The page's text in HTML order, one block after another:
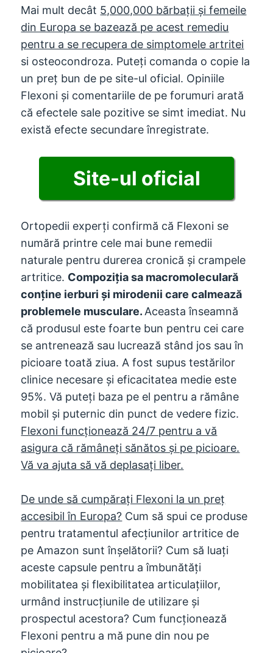
Mai mult decât 5,000,000 bărbații și femeile
din Europa se bazează pe acest remediu
pentru a se recupera de simptomele artritei
si osteocondroza. Puteți comanda o copie la
un preț bun de pe site-ul oficial. Opiniile
Flexoni și comentariile de pe forumuri arată
că efectele sale pozitive se simt imediat. Nu
există efecte secundare înregistrate.
Site-ul oficial
Ortopedii experți confirmă că Flexoni se
numără printre cele mai bune remedii
naturale pentru durerea cronică și crampele
artritice. Compoziția sa macromoleculară
conține ierburi și mirodenii care calmează
problemele musculare. Aceasta înseamnă
că produsul este foarte bun pentru cei care
se antrenează sau lucrează stând jos sau în
picioare toată ziua. A fost supus testărilor
clinice necesare și eficacitatea medie este
95%. Vă puteți baza pe el pentru a rămâne
mobil și puternic din punct de vedere fizic.
Flexoni funcționează 24/7 pentru a vă
asigura că rămâneți sănătos și pe picioare.
Vă va ajuta să vă deplasați liber.
De unde să cumpărați Flexoni la un preț
accesibil în Europa? Cum să spui ce produse
pentru tratamentul afecțiunilor artritice de
pe Amazon sunt înșelătorii? Cum să luați
aceste capsule pentru a îmbunătăți
mobilitatea și flexibilitatea articulațiilor,
urmând instrucțiunile de utilizare și
prospectul acestora? Cum funcționează
Flexoni pentru a mă pune din nou pe